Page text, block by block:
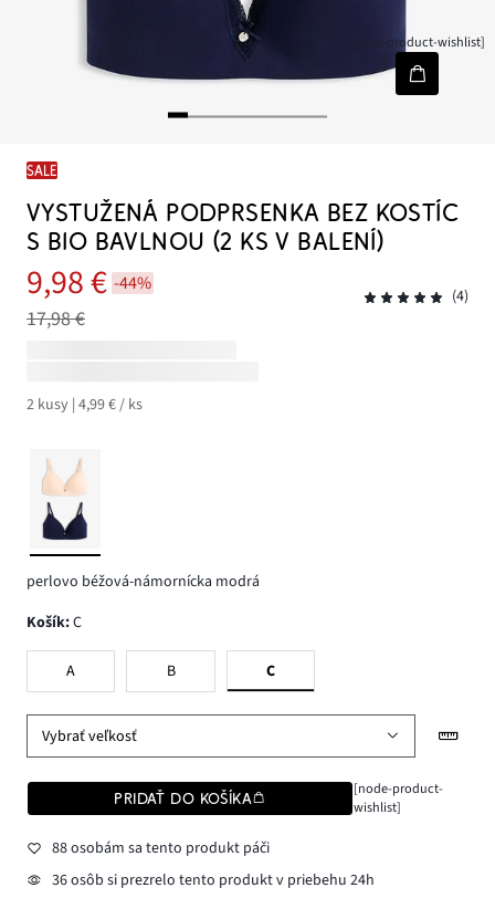
[node-product-wishlist]
SALE
VYSTUŽENÁ PODPRSENKA BEZ KOSTÍC
S BIO BAVLNOU (2 KS V BALENÍ)
9,98 € -44%
17,98 €
(4)
2 kusy | 4,99 € / ks
perlovo béžová-námornícka modrá
Košík:C
A B C
Vybrať veľkosť
PRIDAŤ DO KOŠÍKA
[node-product-
wishlist]
88 osobám sa tento produkt páči
36 osôb si prezrelo tento produkt v priebehu 24h